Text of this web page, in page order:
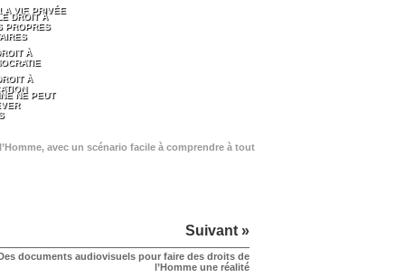
VIE PRIVÉE
DROIT À
PROPRES
À
À
NE PEUT
avec un scénario facile à comprendre à tout
Suivant »
documents audiovisuels pour faire des droits de
l’Homme une réalité